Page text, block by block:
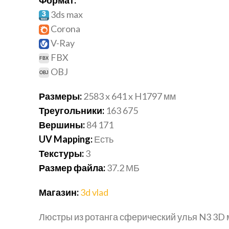
3ds max
Corona
V-Ray
FBX
OBJ
Размеры:2583 x 641 x H1797 мм
Треугольники: 163 675
Вершины:84 171
UV Mapping:Есть
Текстуры:3
Размер файла:37.2 МБ
Магазин:3d vlad
Люстры из ротанга сферический улья N3 3D